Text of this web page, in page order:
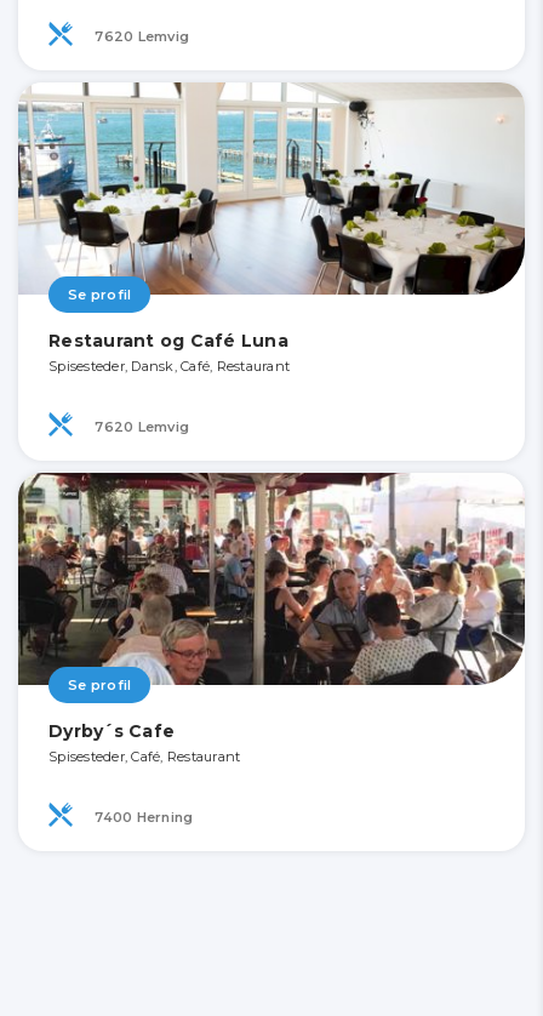
7620 Lemvig
Se profil
Restaurant og Café Luna
Spisesteder, Dansk, Café, Restaurant
7620 Lemvig
Se profil
Dyrby´s Cafe
Spisesteder, Café, Restaurant
7400 Herning